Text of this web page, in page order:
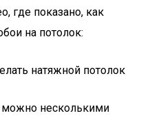
где показано, как
на потолок:
натяжной потолок
можно несколькими